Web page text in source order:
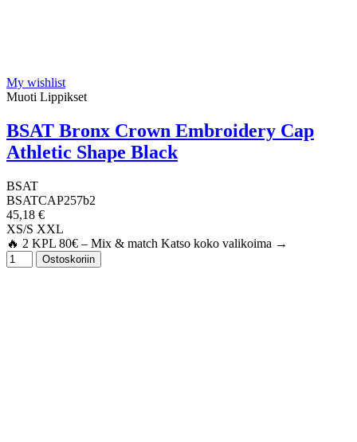
My wishlist
Muoti Lippikset
BSAT Bronx Crown Embroidery Cap
Athletic Shape Black
BSAT
BSATCAP257b2
45,18 €
XS/S XXL
🔥 2 KPL 80€ – Mix & match Katso koko valikoima →
Ostoskoriin